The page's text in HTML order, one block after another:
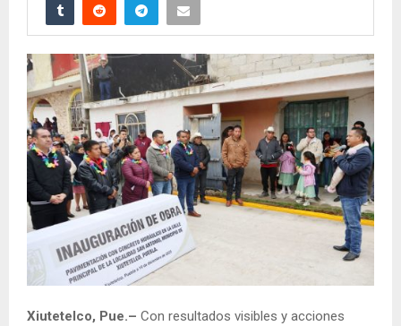
Xiutetelco, Pue.– Con resultados visibles y acciones